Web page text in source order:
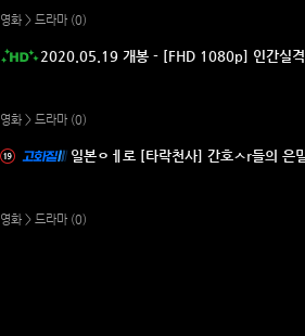
영화 > 드라마 (0)
2020.05.19 개봉 - [FHD 1080p] 인간실격
영화 > 드라마 (0)
일본ㅇㅔ로 [타락천사] 간호ㅅr들의 은
영화 > 드라마 (0)